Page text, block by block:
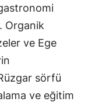
Organik
ve Ege
sörfü
ve eğitim